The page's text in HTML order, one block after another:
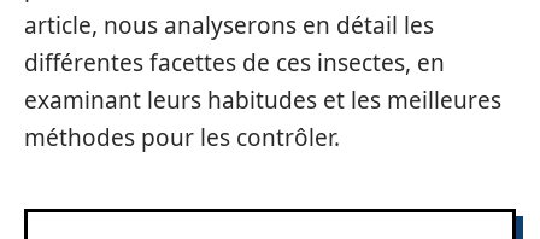
article, nous analyserons en détail les
différentes facettes de ces insectes, en
examinant leurs habitudes et les meilleures
méthodes pour les contrôler.